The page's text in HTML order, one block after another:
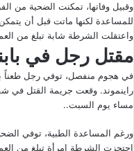
وقبيل وفاتها، تمكنت الضحية من
للمساعدة لكنها ماتت قبل أن
واعتقلت الشرطة شابة تبلغ من العمر 21 عاما على صلة
مقتل رجل في
في هجوم منفصل، توفي رجل طعناً
مساء يوم السبت..
ورغم المساعدة الطبية، توفي